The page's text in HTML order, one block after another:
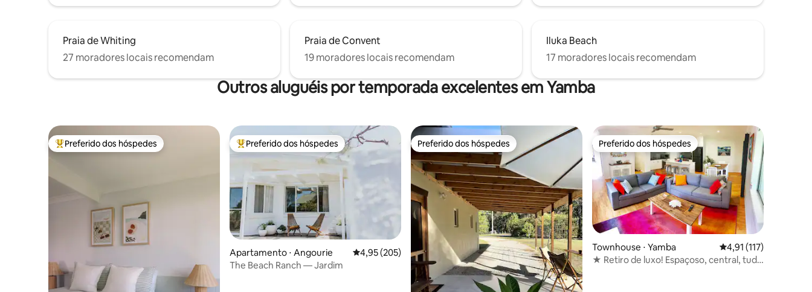
Praia de Whiting
27 moradores locais recomendam
Praia de Convent
19 moradores locais recomendam
Iluka Beach
17 moradores locais recomendam
Outros aluguéis por temporada excelentes em Yamba
Entre os melhores preferidos dos hóspedes
Preferido dos hóspedes Entre os melhores preferidos dos hóspedes
Preferido dos hóspedes
Apartamento ⋅ Angourie 4,95 de uma avaliação média de 5, 205 avaliações
4,95 (205)
The Beach Ranch — Jardim
Preferido dos hóspedes
Preferido dos hóspedes Preferido dos hóspedes
Preferido dos hóspedes
Townhouse ⋅ Yamba 4,91 de uma
4,91 (117)
★ Retiro de luxo! Espaçoso, central, tudo